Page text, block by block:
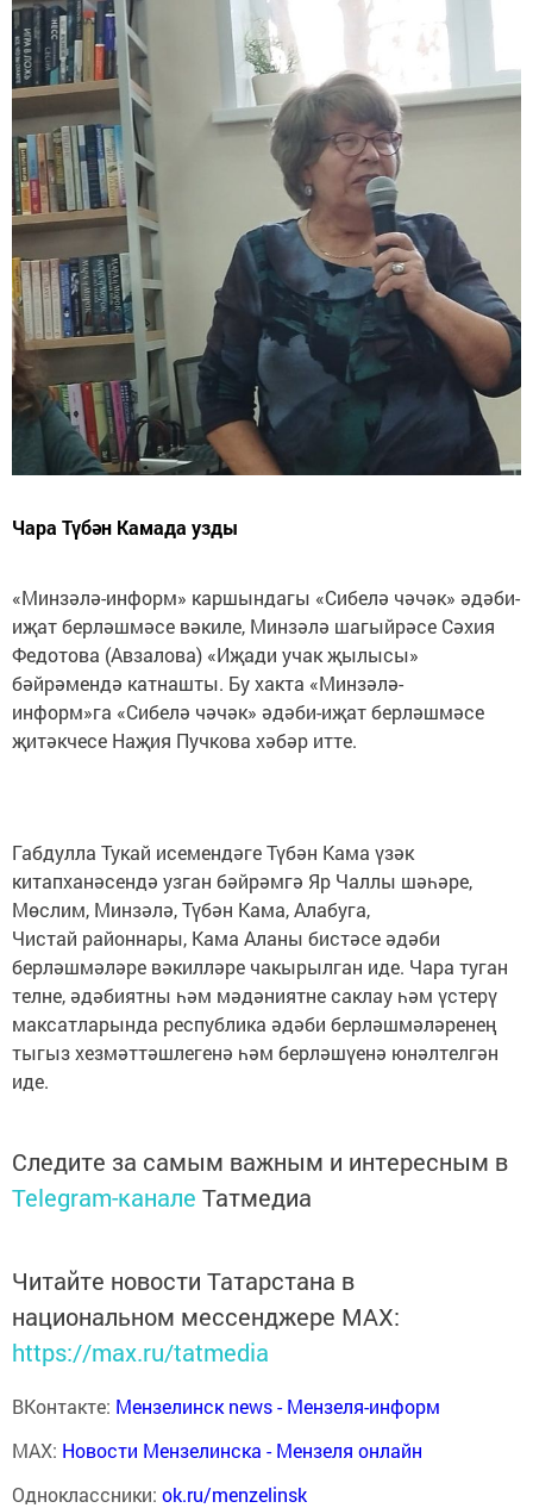
Чара Түбән Камада узды
«Минзәлә-информ» каршындагы «Сибелә чәчәк» әдәби-
иҗат берләшмәсе вәкиле, Минзәлә шагыйрәсе Сәхия
Федотова (Авзалова) «Иҗади учак җылысы»
бәйрәмендә катнашты. Бу хакта «Минзәлә-
информ»га «Сибелә чәчәк» әдәби-иҗат берләшмәсе
җитәкчесе Наҗия Пучкова хәбәр итте.
Габдулла Тукай исемендәге Түбән Кама үзәк
китапханәсендә узган бәйрәмгә Яр Чаллы шәһәре,
Мөслим, Минзәлә, Түбән Кама, Алабуга,
Чистай районнары, Кама Аланы бистәсе әдәби
берләшмәләре вәкилләре чакырылган иде. Чара туган
телне, әдәбиятны һәм мәдәниятне саклау һәм үстерү
максатларында республика әдәби берләшмәләренең
тыгыз хезмәттәшлегенә һәм берләшүенә юнәлтелгән
иде.
Следите за самым важным и интересным в
Telegram-канале Татмедиа
Читайте новости Татарстана в
национальном мессенджере MАХ:
https://max.ru/tatmedia
ВКонтакте: Мензелинск news - Мензеля-информ
MAX: Новости Мензелинска - Мензеля онлайн
Одноклассники: ok.ru/menzelinsk